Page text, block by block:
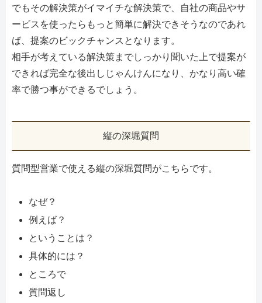
でもその解決策がイマイチな解決策で、自社の商品やサ
ービスを使ったらもっと簡単に解決できそうなのであれ
ば、提案のビックチャンスとなります。
相手が考えている解決策までしっかり聞いた上で提案が
できれば完全な後出しじゃんけんになり、かなり高い確
率で勝つ事ができるでしょう。
縦の深堀質問
質問型営業で使える縦の深堀質問がこちらです。
なぜ？
例えば？
ということは？
具体的には？
ところで
質問返し